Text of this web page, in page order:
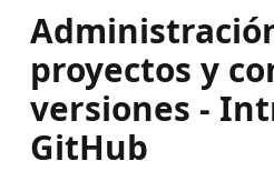
proyectos y
versiones -
GitHub